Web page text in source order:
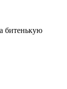
битенькую